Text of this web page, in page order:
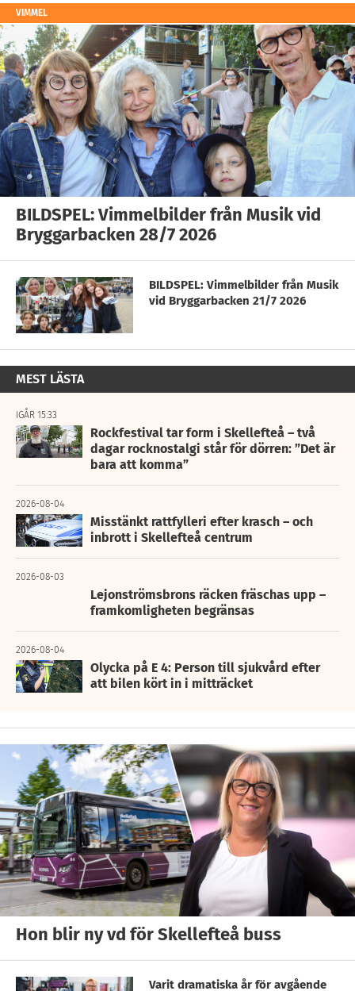
VIMMEL
BILDSPEL: Vimmelbilder från Musik vid
Bryggarbacken 28/7 2026
BILDSPEL: Vimmelbilder från Musik
vid Bryggarbacken 21/7 2026
MEST LÄSTA
IGÅR 15:33
Rockfestival tar form i Skellefteå – två
dagar rocknostalgi står för dörren: ”Det är
bara att komma”
2026-08-04
Misstänkt rattfylleri efter krasch – och
inbrott i Skellefteå centrum
2026-08-03
Lejonströmsbrons räcken fräschas upp –
framkomligheten begränsas
2026-08-04
Olycka på E 4: Person till sjukvård efter
att bilen kört in i mitträcket
Hon blir ny vd för Skellefteå buss
Varit dramatiska år för avgående